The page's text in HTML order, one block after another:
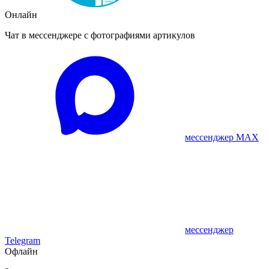
Онлайн
Чат в мессенджере с фотографиями артикулов
мессенджер MAX
мессенджер
Telegram
Офлайн